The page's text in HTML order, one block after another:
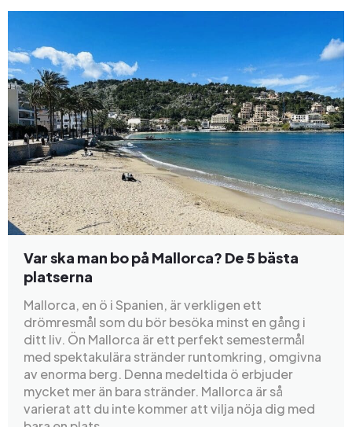
Var ska man bo på Mallorca? De 5 bästa
platserna
Mallorca, en ö i Spanien, är verkligen ett
drömresmål som du bör besöka minst en gång i
ditt liv. Ön Mallorca är ett perfekt semestermål
med spektakulära stränder runtomkring, omgivna
av enorma berg. Denna medeltida ö erbjuder
mycket mer än bara stränder. Mallorca är så
varierat att du inte kommer att vilja nöja dig med